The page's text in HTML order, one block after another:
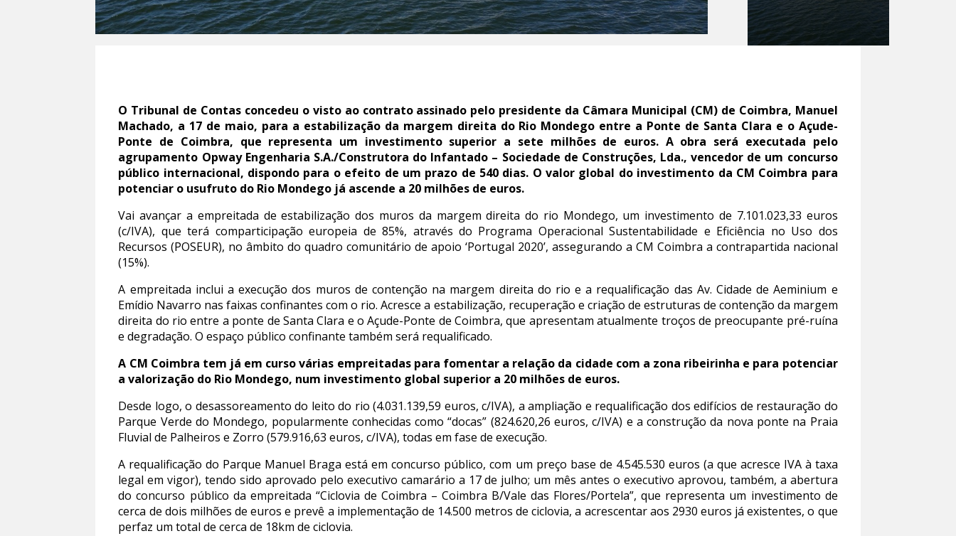
O Tribunal de Contas concedeu o visto ao contrato assinado pelo presidente da Câmara Municipal (CM) de Coimbra, Manuel
Machado, a 17 de maio, para a estabilização da margem direita do Rio Mondego entre a Ponte de Santa Clara e o Açude-
Ponte de Coimbra, que representa um investimento superior a sete milhões de euros. A obra será executada pelo
agrupamento Opway Engenharia S.A./Construtora do Infantado – Sociedade de Construções, Lda., vencedor de um concurso
público internacional, dispondo para o efeito de um prazo de 540 dias. O valor global do investimento da CM Coimbra para
potenciar o usufruto do Rio Mondego já ascende a 20 milhões de euros.
Vai avançar a empreitada de estabilização dos muros da margem direita do rio Mondego, um investimento de 7.101.023,33 euros
(c/IVA), que terá comparticipação europeia de 85%, através do Programa Operacional Sustentabilidade e Eficiência no Uso dos
Recursos (POSEUR), no âmbito do quadro comunitário de apoio ‘Portugal 2020’, assegurando a CM Coimbra a contrapartida nacional
(15%).
A empreitada inclui a execução dos muros de contenção na margem direita do rio e a requalificação das Av. Cidade de Aeminium e
Emídio Navarro nas faixas confinantes com o rio. Acresce a estabilização, recuperação e criação de estruturas de contenção da margem
direita do rio entre a ponte de Santa Clara e o Açude-Ponte de Coimbra, que apresentam atualmente troços de preocupante pré-ruína
e degradação. O espaço público confinante também será requalificado.
A CM Coimbra tem já em curso várias empreitadas para fomentar a relação da cidade com a zona ribeirinha e para potenciar
a valorização do Rio Mondego, num investimento global superior a 20 milhões de euros.
Desde logo, o desassoreamento do leito do rio (4.031.139,59 euros, c/IVA), a ampliação e requalificação dos edifícios de restauração do
Parque Verde do Mondego, popularmente conhecidas como “docas” (824.620,26 euros, c/IVA) e a construção da nova ponte na Praia
Fluvial de Palheiros e Zorro (579.916,63 euros, c/IVA), todas em fase de execução.
A requalificação do Parque Manuel Braga está em concurso público, com um preço base de 4.545.530 euros (a que acresce IVA à taxa
legal em vigor), tendo sido aprovado pelo executivo camarário a 17 de julho; um mês antes o executivo aprovou, também, a abertura
do concurso público da empreitada “Ciclovia de Coimbra – Coimbra B/Vale das Flores/Portela”, que representa um investimento de
cerca de dois milhões de euros e prevê a implementação de 14.500 metros de ciclovia, a acrescentar aos 2930 euros já existentes, o que
perfaz um total de cerca de 18km de ciclovia.